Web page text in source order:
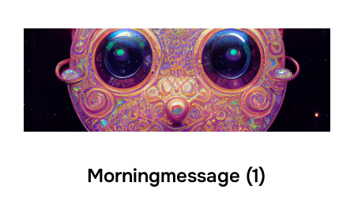
Morningmessage (1)